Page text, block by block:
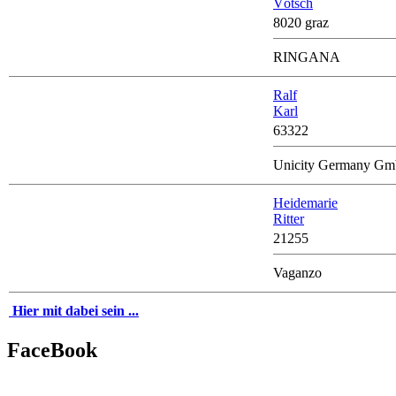
Vötsch
8020 graz
RINGANA
Ralf
Karl
63322
Unicity Germany
Heidemarie
Ritter
21255
Vaganzo
Hier mit dabei sein ...
FaceBook